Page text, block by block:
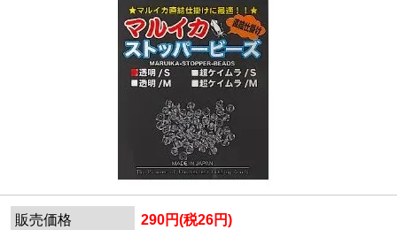
販売価格 290円(税26円)